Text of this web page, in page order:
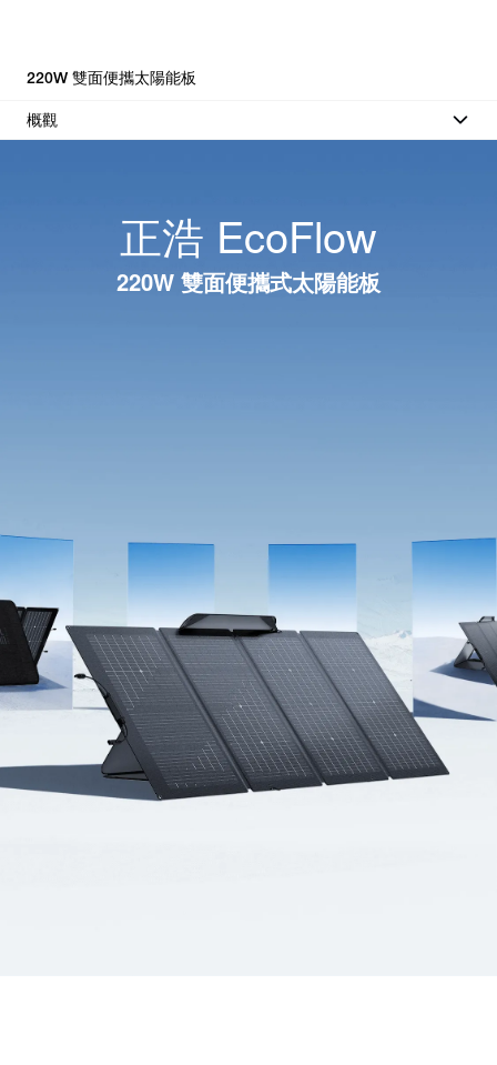
220W 雙面便攜太陽能板
概觀
正浩 EcoFlow
220W 雙面便攜式太陽能板